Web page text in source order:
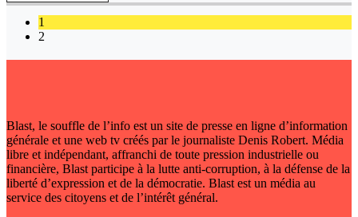
1
2
Blast, le souffle de l’info est un site de presse en ligne d’information
générale et une web tv créés par le journaliste Denis Robert. Média
libre et indépendant, affranchi de toute pression industrielle ou
financière, Blast participe à la lutte anti-corruption, à la défense de la
liberté d’expression et de la démocratie. Blast est un média au
service des citoyens et de l’intérêt général.